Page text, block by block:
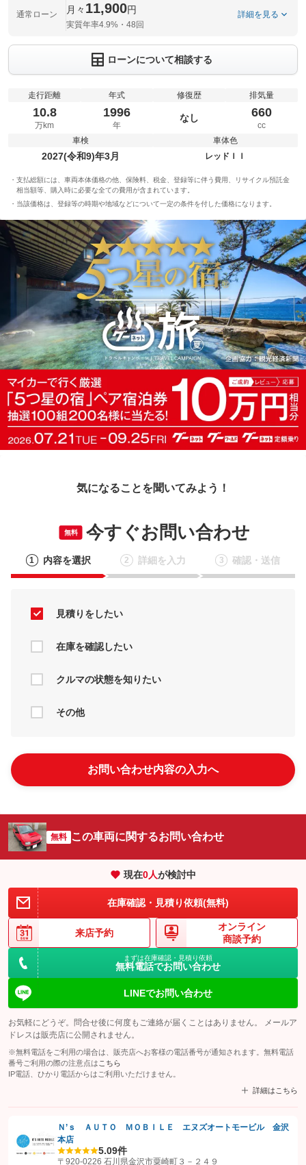
通常ローン 月々 11,900円
実質年率4.9%・48回
詳細を見る
ローンについて相談する
走行距離
10.8
万km
年式
1996
年
修復歴
なし
排気量
660
cc
車検
2027(令和9)年3月
車体色
レッドＩＩ
支払総額には、車両本体価格の他、保険料、税金、登録等に伴う費用、リサイクル預託金
相当額等、購入時に必要な全ての費用が含まれています。
当該価格は、登録等の時期や地域などについて一定の条件を付した価格になります。
気になることを聞いてみよう！
無料 今すぐお問い合わせ
1 内容を選択 2 詳細を入力 3 確認・送信
見積りをしたい
在庫を確認したい
クルマの状態を知りたい
その他
お問い合わせ内容の入力へ
無料 この車両に関するお問い合わせ
現在0人が検討中
在庫確認・見積り依頼(無料)
来店予約
オンライン
商談予約
まずは在庫確認・見積り依頼
無料電話でお問い合わせ
LINEでお問い合わせ
お気軽にどうぞ。問合せ後に何度もご連絡が届くことはありません。 メールア
ドレスは販売店に公開されません。
※無料電話をご利用の場合は、販売店へお客様の電話番号が通知されます。無料電話
番号ご利用の際の注意点は こちら
IP電話、ひかり電話からはご利用いただけません。
詳細はこちら
【STEP1】認証画面でグーネットを友だち追加してから「許可する」ボタンを押
します
Ｎ’ｓ ＡＵＴＯ ＭＯＢＩＬＥ エヌズオートモービル 金沢
本店
5.09件
〒920-0226 石川県金沢市粟崎町３－２４９